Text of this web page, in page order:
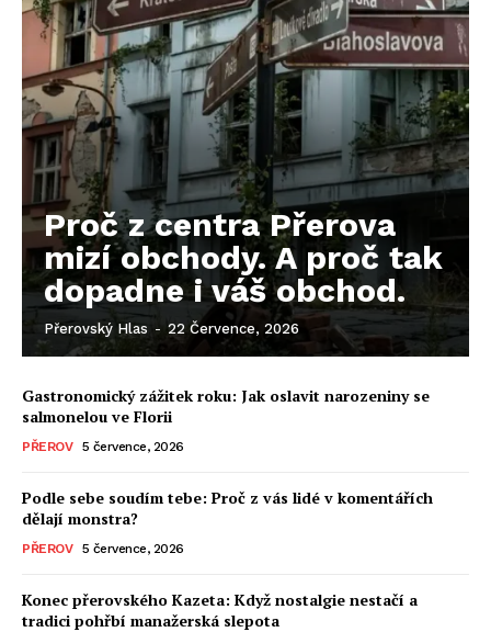
Proč z centra Přerova
mizí obchody. A proč tak
dopadne i váš obchod.
Přerovský Hlas - 22 Července, 2026
Gastronomický zážitek roku: Jak oslavit narozeniny se
salmonelou ve Florii
PŘEROV 5 července, 2026
Podle sebe soudím tebe: Proč z vás lidé v komentářích
dělají monstra?
PŘEROV 5 července, 2026
Konec přerovského Kazeta: Když nostalgie nestačí a
tradici pohřbí manažerská slepota